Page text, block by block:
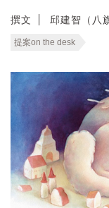
撰文 邱建智（八
提案on the desk